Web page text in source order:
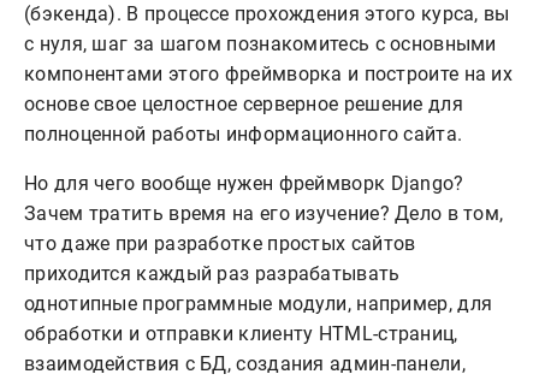
(бэкенда). В процессе прохождения этого курса, вы
с нуля, шаг за шагом познакомитесь с основными
компонентами этого фреймворка и построите на их
основе свое целостное серверное решение для
полноценной работы информационного сайта.
Но для чего вообще нужен фреймворк Django?
Зачем тратить время на его изучение? Дело в том,
что даже при разработке простых сайтов
приходится каждый раз разрабатывать
однотипные программные модули, например, для
обработки и отправки клиенту HTML-страниц,
взаимодействия с БД, создания админ-панели,